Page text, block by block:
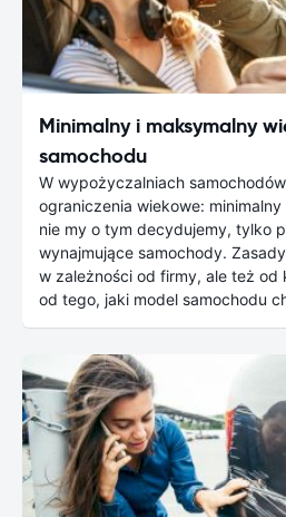
Minimalny i maksymalny
samochodu
W wypożyczalniach
ograniczenia wiekowe:
nie my o tym decydujemy, tylko
wynajmujące samochody.
w zależności od firmy, ale też od
od tego, jaki model samochodu